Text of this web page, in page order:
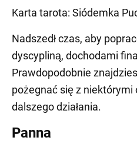
Karta tarota: Siódemka
Nadszedł czas, aby
dyscypliną, dochodami
Prawdopodobnie
pożegnać się z
dalszego działania.
Panna